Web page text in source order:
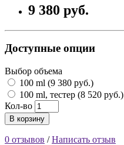
9 380 руб.
Доступные опции
Выбор объема
100 ml (9 380 руб.)
100 ml, тестер (8 520 руб.)
Кол-во
В корзину
0 отзывов /Написать отзыв